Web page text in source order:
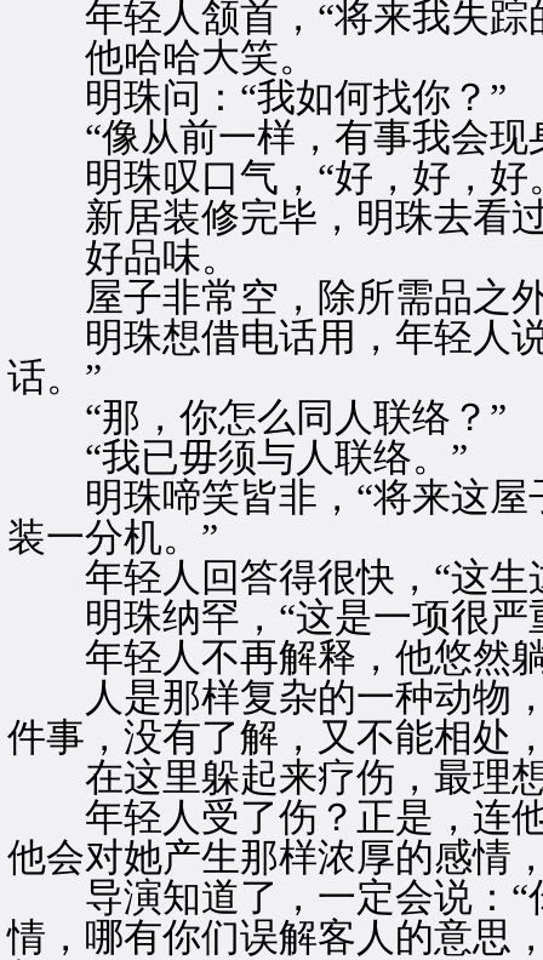
年轻人颔首，“将来我失踪
他哈哈大笑。
明珠问：“我如何找你？”
“像从前一样，有事我会现
明珠叹口气，“好，好，好
新居装修完毕，明珠去看
好品味。
屋子非常空，除所需品之
明珠想借电话用，年轻人说
话。”
“那，你怎么同人联络？”
“我已毋须与人联络。”
明珠啼笑皆非，“将来这屋
装一分机。”
年轻人回答得很快，“这生
明珠纳罕，“这是一项很严
年轻人不再解释，他悠然躺
人是那样复杂的一种动物，
件事，没有了解，又不能相处
在这里躲起来疗伤，最理
年轻人受了伤？正是，连他
他会对她产生那样浓厚的感情
导演知道了，一定会说：“
情，哪有你们误解客人的意思